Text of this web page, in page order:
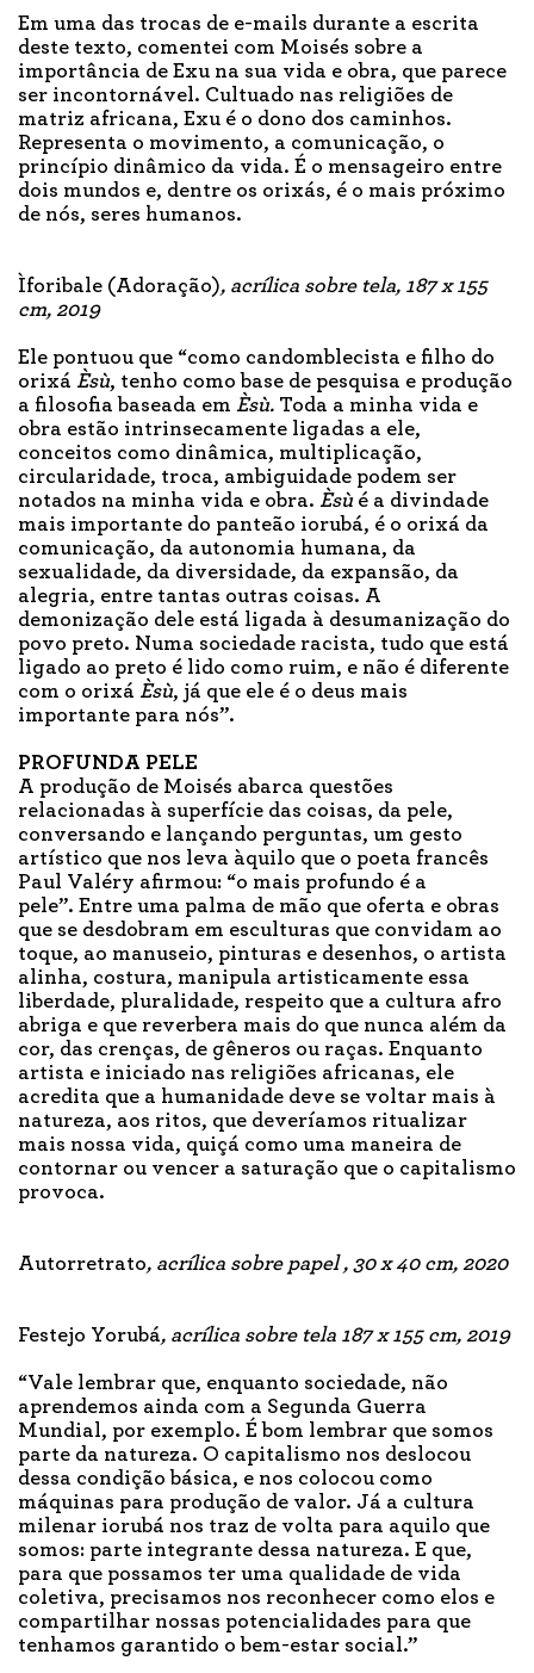
Em uma das trocas de e-mails durante a escrita
deste texto, comentei com Moisés sobre a
importância de Exu na sua vida e obra, que parece
ser incontornável. Cultuado nas religiões de
matriz africana, Exu é o dono dos caminhos.
Representa o movimento, a comunicação, o
princípio dinâmico da vida. É o mensageiro entre
dois mundos e, dentre os orixás, é o mais próximo
de nós, seres humanos.
Ìforibale (Adoração), acrílica sobre tela, 187 x 155
cm, 2019
Ele pontuou que “como candomblecista e filho do
orixá Èsù, tenho como base de pesquisa e produção
a filosofia baseada em Èsù. Toda a minha vida e
obra estão intrinsecamente ligadas a ele,
conceitos como dinâmica, multiplicação,
circularidade, troca, ambiguidade podem ser
notados na minha vida e obra. Èsùé a divindade
mais importante do panteão iorubá, é o orixá da
comunicação, da autonomia humana, da
sexualidade, da diversidade, da expansão, da
alegria, entre tantas outras coisas. A
demonização dele está ligada à desumanização do
povo preto. Numa sociedade racista, tudo que está
ligado ao preto é lido como ruim, e não é diferente
com o orixá Èsù, já que ele é o deus mais
importante para nós”.
PROFUNDA PELE
A produção de Moisés abarca questões
relacionadas à superfície das coisas, da pele,
conversando e lançando perguntas, um gesto
artístico que nos leva àquilo que o poeta francês
Paul Valéry afirmou: “o mais profundo é a
pele”. Entre uma palma de mão que oferta e obras
que se desdobram em esculturas que convidam ao
toque, ao manuseio, pinturas e desenhos, o artista
alinha, costura, manipula artisticamente essa
liberdade, pluralidade, respeito que a cultura afro
abriga e que reverbera mais do que nunca além da
cor, das crenças, de gêneros ou raças. Enquanto
artista e iniciado nas religiões africanas, ele
acredita que a humanidade deve se voltar mais à
natureza, aos ritos, que deveríamos ritualizar
mais nossa vida, quiçá como uma maneira de
contornar ou vencer a saturação que o capitalismo
provoca.
Autorretrato, acrílica sobre papel , 30 x 40 cm, 2020
Festejo Yorubá, acrílica sobre tela 187 x 155 cm, 2019
“Vale lembrar que, enquanto sociedade, não
aprendemos ainda com a Segunda Guerra
Mundial, por exemplo. É bom lembrar que somos
parte da natureza. O capitalismo nos deslocou
dessa condição básica, e nos colocou como
máquinas para produção de valor. Já a cultura
milenar iorubá nos traz de volta para aquilo que
somos: parte integrante dessa natureza. E que,
para que possamos ter uma qualidade de vida
coletiva, precisamos nos reconhecer como elos e
compartilhar nossas potencialidades para que
tenhamos garantido o bem-estar social.”